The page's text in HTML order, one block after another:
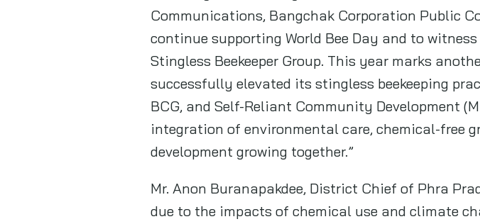
Communications, Bangchak Corporation Public
continue supporting World Bee Day and to
Stingless Beekeeper Group. This year marks
successfully elevated its stingless beekeeping
BCG, and Self-Reliant Community Development
integration of environmental care, chemical-free
development growing together.”
Mr. Anon Buranapakdee, District Chief of Phra
due to the impacts of chemical use and climate